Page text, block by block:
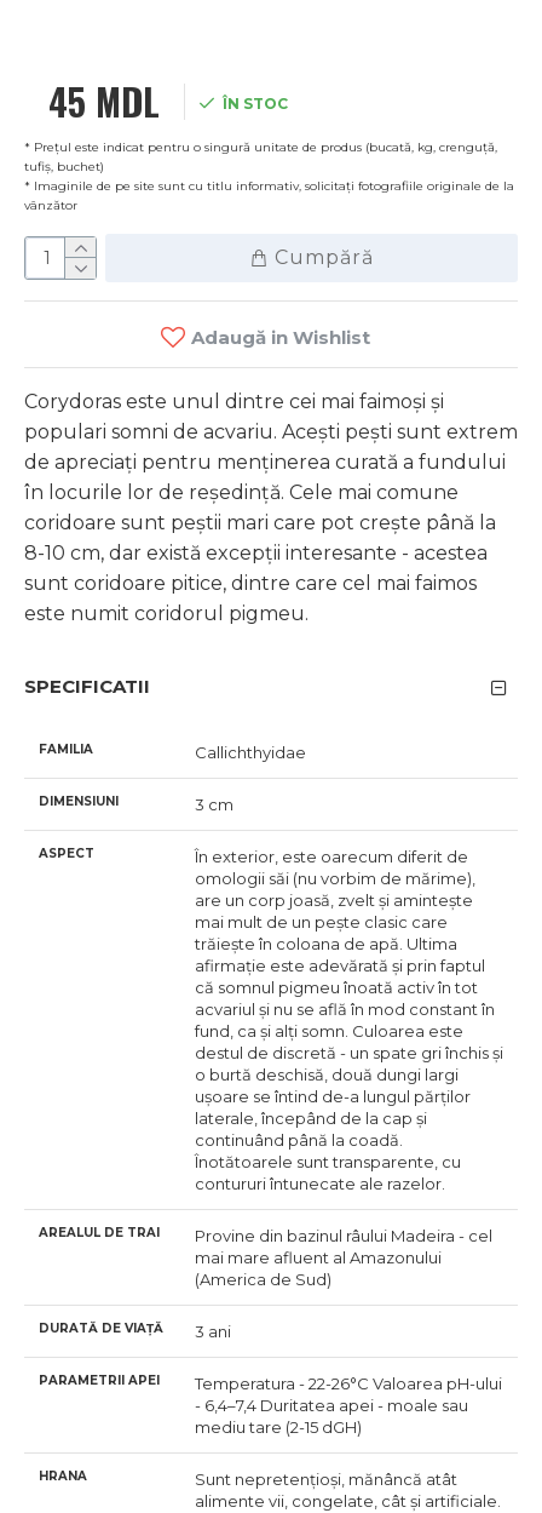
45 MDL ÎN STOC
* Prețul este indicat pentru o singură unitate de produs (bucată, kg, crenguță,
tufiș, buchet)
* Imaginile de pe site sunt cu titlu informativ, solicitați fotografiile originale de la
vânzător
Cumpără
Adaugă in Wishlist
Corydoras este unul dintre cei mai faimoși și
populari somni de acvariu. Acești pești sunt extrem
de apreciați pentru menținerea curată a fundului
în locurile lor de reședință. Cele mai comune
coridoare sunt peștii mari care pot crește până la
8-10 cm, dar există excepții interesante - acestea
sunt coridoare pitice, dintre care cel mai faimos
este numit coridorul pigmeu.
SPECIFICATII
FAMILIA Callichthyidae
DIMENSIUNI 3 cm
ASPECT
În exterior, este oarecum diferit de
omologii săi (nu vorbim de mărime),
are un corp joasă, zvelt și amintește
mai mult de un pește clasic care
trăiește în coloana de apă. Ultima
afirmație este adevărată și prin faptul
că somnul pigmeu înoată activ în tot
acvariul și nu se află în mod constant în
fund, ca și alți somn. Culoarea este
destul de discretă - un spate gri închis și
o burtă deschisă, două dungi largi
ușoare se întind de-a lungul părților
laterale, începând de la cap și
continuând până la coadă.
Înotătoarele sunt transparente, cu
contururi întunecate ale razelor.
AREALUL DE TRAI
Provine din bazinul râului Madeira - cel
mai mare afluent al Amazonului
(America de Sud)
DURATĂ DE VIAȚĂ 3 ani
PARAMETRII APEI
Temperatura - 22-26°C Valoarea pH-ului
- 6,4–7,4 Duritatea apei - moale sau
mediu tare (2-15 dGH)
HRANA
Sunt nepretențioși, mănâncă atât
alimente vii, congelate, cât și artificiale.